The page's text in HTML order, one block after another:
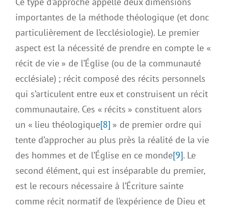
importantes de la méthode théologique (et donc
particulièrement de l’ecclésiologie). Le premier
aspect est la nécessité de prendre en compte le «
récit de vie » de l’Église (ou de la communauté
ecclésiale) ; récit composé des récits personnels
qui s’articulent entre eux et construisent un récit
communautaire. Ces « récits » constituent alors
un « lieu théologique[8] » de premier ordre qui
tente d’approcher au plus près la réalité de la vie
des hommes et de l’Église en ce monde[9]. Le
second élément, qui est inséparable du premier,
est le recours nécessaire à l’Écriture sainte
comme récit normatif de l’expérience de Dieu et